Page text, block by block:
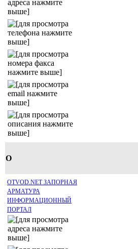
O
OTVOD.NET ЗАПОРНАЯ
АРМАТУРА
ИНФОРМАЦИОННЫЙ
ПОРТАЛ